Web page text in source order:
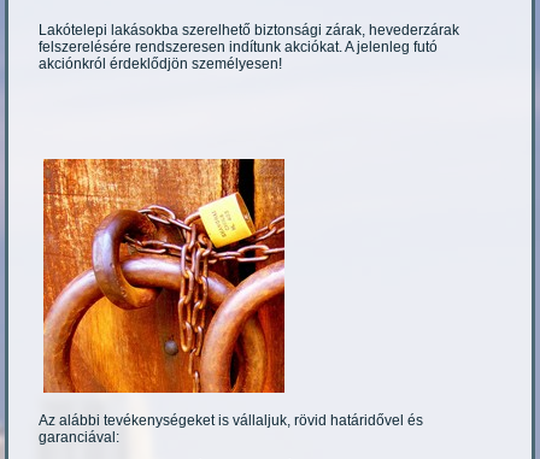
Lakótelepi lakásokba szerelhető biztonsági zárak, hevederzárak
felszerelésére rendszeresen indítunk akciókat. A jelenleg futó
akciónkról érdeklődjön személyesen!
Az alábbi tevékenységeket is vállaljuk, rövid határidővel és
garanciával: